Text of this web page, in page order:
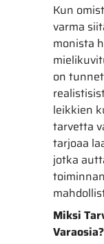
Kun
varma
monista
on
leikkien
tarvetta
tarjoaa
jotka
Miksi
Varaosia?